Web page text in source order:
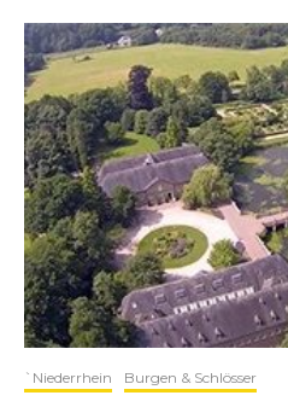
`Niederrhein Burgen & Schlösser